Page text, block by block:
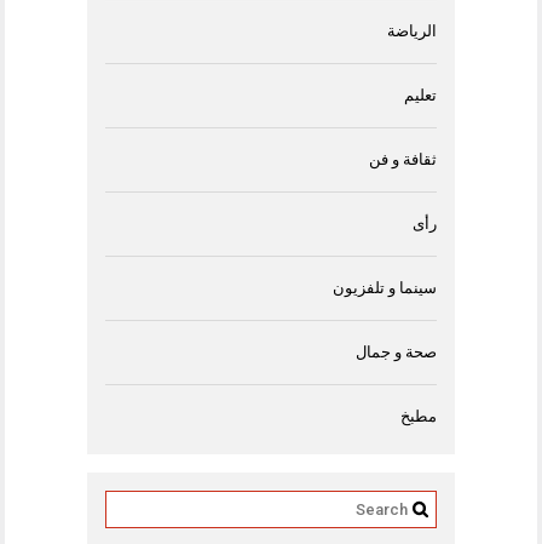
الرياضة
تعليم
ثقافة و فن
رأى
سينما و تلفزيون
صحة و جمال
مطبخ